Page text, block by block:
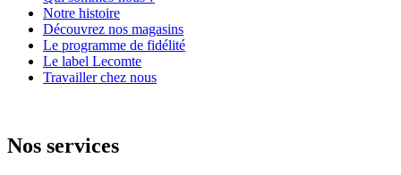
Notre histoire
Découvrez nos magasins
Le programme de fidélité
Le label Lecomte
Travailler chez nous
Nos services